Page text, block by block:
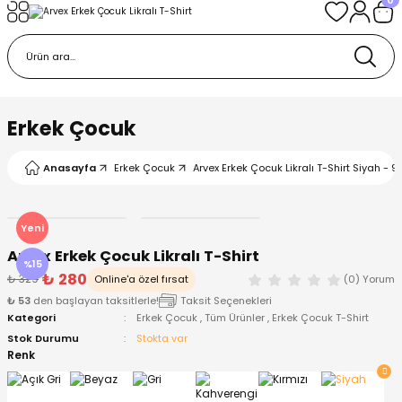
Erkek Çocuk
Anasayfa Erkek Çocuk Arvex Erkek Çocuk Likralı T-Shirt Siyah - 9
Yeni
%15
Arvex Erkek Çocuk Likralı T-Shirt
₺ 329 ₺ 280 Online'a özel fırsat
(0) Yorum
₺ 53 den başlayan taksitlerle!
Taksit Seçenekleri
Kategori
Erkek Çocuk ,Tüm Ürünler , Erkek Çocuk T-Shirt
Stok Durumu
Stokta var
Renk
Giyim
Bere ve Eldiven
Body
Bere ve Eldiven
Body
ve Patik
Çıkışı ve Zıbın Seti
Ürünleri